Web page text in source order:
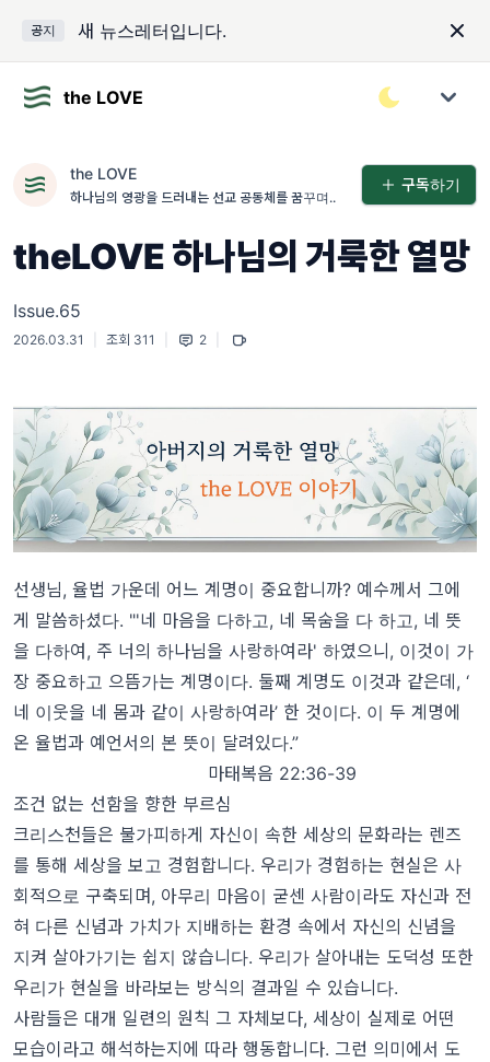
공지 새 뉴스레터입니다.
the LOVE
the LOVE
하나님의 영광을 드러내는 선교 공동체를 꿈꾸며..
구독하기
theLOVE 하나님의 거룩한 열망
Issue.65
2026.03.31 조회 311 2
선생님, 율법 가운데 어느 계명이 중요합니까? 예수께서 그에
게 말씀하셨다. "'네 마음을 다하고, 네 목숨을 다 하고, 네 뜻
을 다하여, 주 너의 하나님을 사랑하여라' 하였으니, 이것이 가
장 중요하고 으뜸가는 계명이다. 둘째 계명도 이것과 같은데, ‘
네 이웃을 네 몸과 같이 사랑하여라’ 한 것이다. 이 두 계명에
온 율법과 예언서의 본 뜻이 달려있다.”
마태복음 22:36-39
조건 없는 선함을 향한 부르심
크리스천들은 불가피하게 자신이 속한 세상의 문화라는 렌즈
를 통해 세상을 보고 경험합니다. 우리가 경험하는 현실은 사
회적으로 구축되며, 아무리 마음이 굳센 사람이라도 자신과 전
혀 다른 신념과 가치가 지배하는 환경 속에서 자신의 신념을
지켜 살아가기는 쉽지 않습니다. 우리가 살아내는 도덕성 또한
우리가 현실을 바라보는 방식의 결과일 수 있습니다.
사람들은 대개 일련의 원칙 그 자체보다, 세상이 실제로 어떤
모습이라고 해석하는지에 따라 행동합니다. 그런 의미에서 도